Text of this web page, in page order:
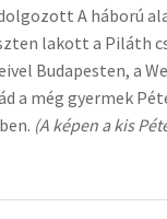
A háború
lakott a Piláth
Budapesten, a
a még gyermek
(A képen a kis